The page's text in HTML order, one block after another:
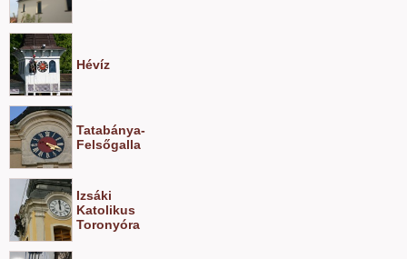
Hévíz
Tatabánya-
Felsőgalla
Izsáki
Katolikus
Toronyóra